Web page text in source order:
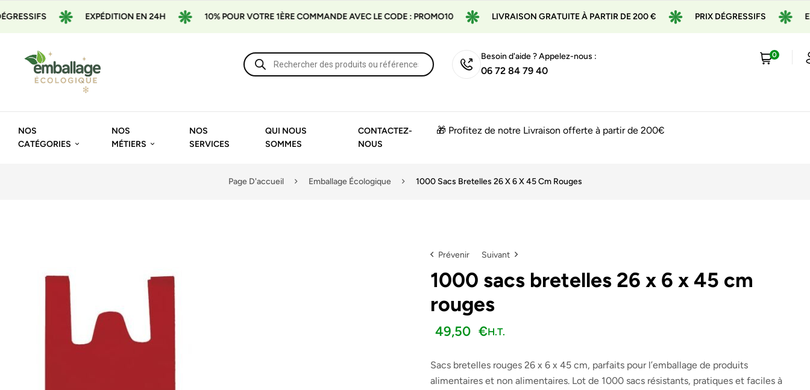
EXPÉDITION EN 24H 10% POUR VOTRE 1ÈRE COMMANDE AVEC LE CODE : PROMO10 LIVRAISON GRATUITE À PARTIR DE 200 € PRIX DÉGRESSIFS
Besoin d'aide ? Appelez-nous :
06 72 84 79 40
0
NOS
CATÉGORIES
NOS
MÉTIERS
NOS
SERVICES
QUI NOUS
SOMMES
CONTACTEZ-
NOUS
🎁 Profitez de notre Livraison offerte à partir de 200€
Page D'accueil Emballage Écologique 1000 Sacs Bretelles 26 X 6 X 45 Cm Rouges
Prévenir
103,60€H.T.
Suivant
96,00€
32,00 € H.T.
1000 sacs bretelles 26 x 6 x 45 cm
rouges
49,50 €H.T.
Sacs bretelles rouges 26 x 6 x 45 cm, parfaits pour l’emballage de produits
alimentaires et non alimentaires. Lot de 1000 sacs résistants, pratiques et faciles à